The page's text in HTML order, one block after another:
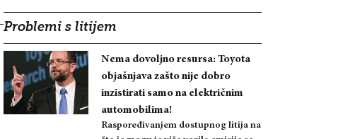
Problemi s litijem
Nema dovoljno resursa: Toyota
objašnjava zašto nije dobro
inzistirati samo na električnim
automobilima!
Raspoređivanjem dostupnog litija na